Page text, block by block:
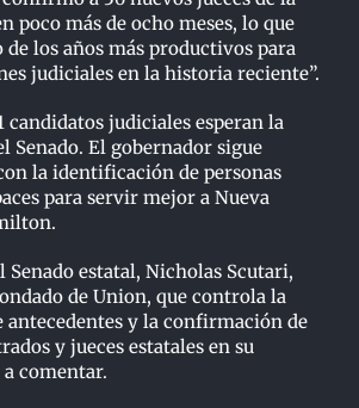
poco más de ocho meses, lo que
de los años más productivos para
judiciales en la historia reciente”.
candidatos judiciales esperan la
Senado. El gobernador sigue
la identificación de personas
para servir mejor a Nueva
Senado estatal, Nicholas Scutari,
de Union, que controla la
antecedentes y la confirmación de
y juecesestatales en su
a comentar.